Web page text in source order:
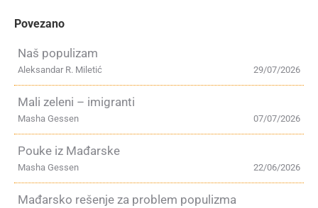
Povezano
Naš populizam
29/07/2026
Aleksandar R. Miletić
Mali zeleni – imigranti
07/07/2026
Masha Gessen
Pouke iz Mađarske
22/06/2026
Masha Gessen
Mađarsko rešenje za problem populizma